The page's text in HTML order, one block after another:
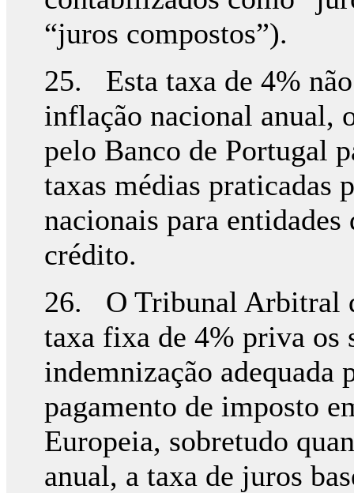
“juros compostos”).
25. Esta taxa de 4%
inflação nacional anual,
pelo Banco de Portugal
taxas médias praticadas
nacionais para
crédito.
26. O Tribunal Arbitral
taxa fixa de 4% priva os
indemnização adequada
pagamento de imposto
Europeia, sobretudo
anual, a taxa de juros